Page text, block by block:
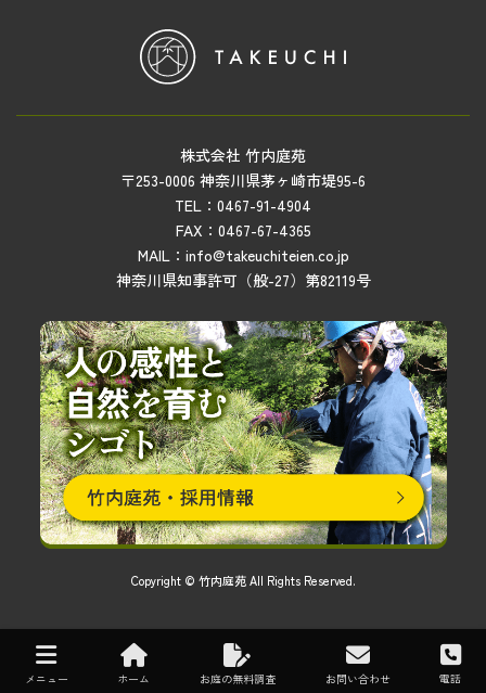
株式会社 竹内庭苑
〒253-0006 神奈川県茅ヶ崎市堤95-6
TEL：0467-91-4904
FAX：0467-67-4365
MAIL：info@takeuchiteien.co.jp
神奈川県知事許可（般-27）第82119号
Copyright © 竹内庭苑 All Rights Reserved.
メニュー ホーム お庭の無料調査 お問い合わせ 電話